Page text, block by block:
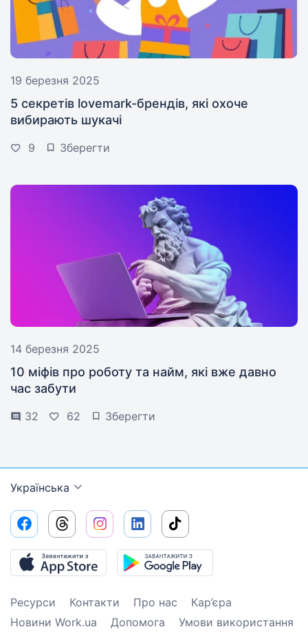
19 березня 2025
5 секретів lovemark-брендів, які охоче
вибирають шукачі
9 Зберегти
14 березня 2025
10 міфів про роботу та найм, які вже давно
час забути
32 62 Зберегти
Українська
Ресурси Контакти Про нас
Кар’єра
Новини Work.ua
Допомога Умови використання